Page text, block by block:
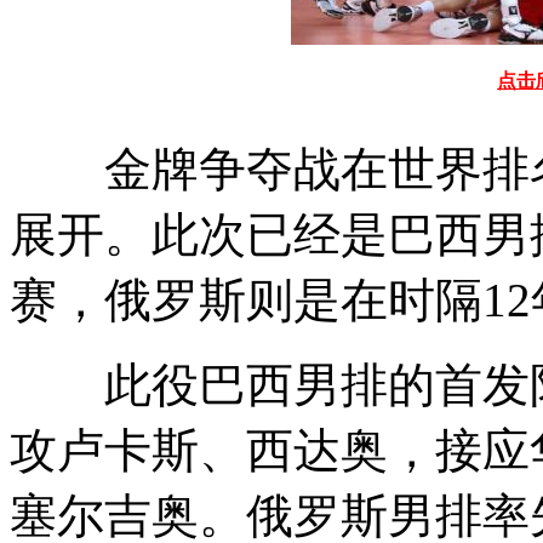
点击
金牌争夺战在世界排
展开。此次已经是巴西
赛，俄罗斯则是在时隔
此役巴西男排的首发
攻卢卡斯、西达奥，接
塞尔吉奥。俄罗斯男排